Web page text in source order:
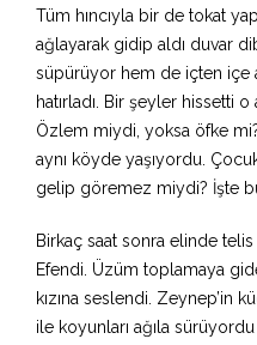
Tüm hıncıyla bir de tokat
ağlayarak gidip aldı duvar
süpürüyor hem de içten içe
hatırladı. Bir şeyler hissetti
Özlem miydi, yoksa öfke
aynı köyde yaşıyordu.
gelip göremez miydi? İşte bu
Birkaç saat sonra elinde
Efendi. Üzüm toplamaya
kızına seslendi. Zeynep’in
ile koyunları ağıla